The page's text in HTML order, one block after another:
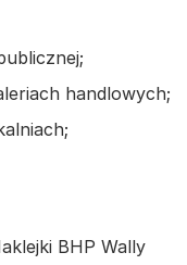
handlowych;
BHP Wally